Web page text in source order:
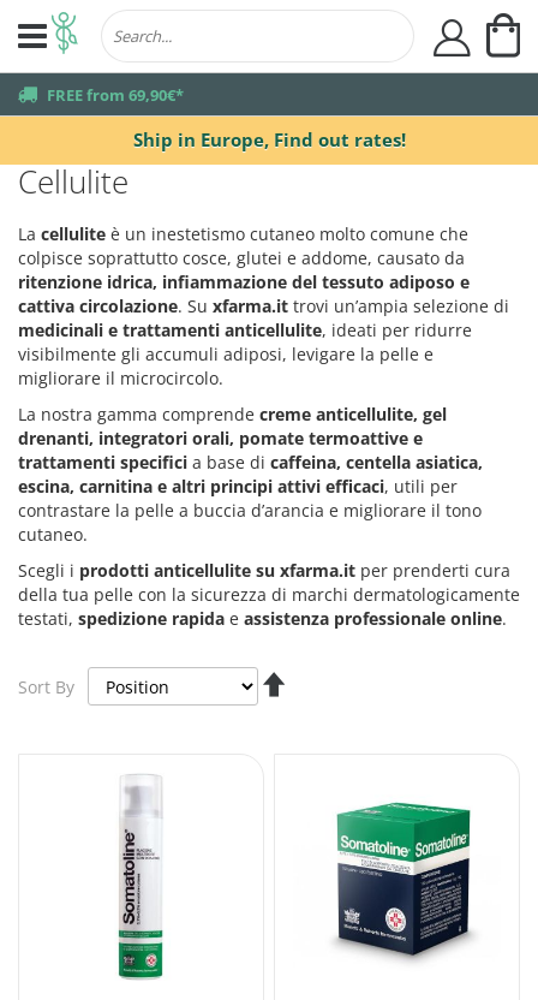
Ship in Europe, Find out rates!
truck FREE from 69,90€*
user
Cellulite
La cellulite è un inestetismo cutaneo molto comune che
colpisce soprattutto cosce, glutei e addome, causato da
ritenzione idrica, infiammazione del tessuto adiposo e
cattiva circolazione. Su xfarma.it trovi un’ampia selezione di
medicinali e trattamenti anticellulite, ideati per ridurre
visibilmente gli accumuli adiposi, levigare la pelle e
migliorare il microcircolo.
La nostra gamma comprende creme anticellulite, gel
drenanti, integratori orali, pomate termoattive e
trattamenti specifici a base di caffeina, centella asiatica,
escina, carnitina e altri principi attivi efficaci, utili per
contrastare la pelle a buccia d’arancia e migliorare il tono
cutaneo.
Scegli i prodotti anticellulite su xfarma.it per prenderti cura
della tua pelle con la sicurezza di marchi dermatologicamente
testati, spedizione rapida e assistenza professionale online.
Sort By